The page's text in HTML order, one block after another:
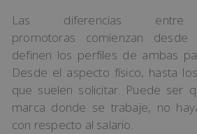
Las diferencias
promotoras comienzan
definen los perfiles de ambas
Desde el aspecto físico, hasta
que suelen solicitar. Puede ser
marca donde se trabaje, no
con respecto al salario.